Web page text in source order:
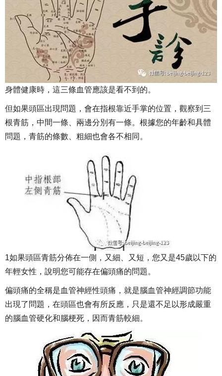
身體健康時，這三條血管應該是看不到的。
但如果頭區出現問題，會在指根靠近手掌的位置，觀察到三
根青筋，中間一條、兩邊分別有一條。根據您的年齡和具體
問題，青筋的條數、粗細也會各不相同。
1如果頭區青筋分佈在一側，又細、又短，您又是45歲以下的
年輕女性，說明您可能存在偏頭痛的問題。
偏頭痛的全稱是血管神經性頭痛，就是腦血管神經調節功能
出現了問題，在頭區也會有所反應，只是還不足以形成嚴重
的腦血管硬化和腦梗死，因而青筋較細。